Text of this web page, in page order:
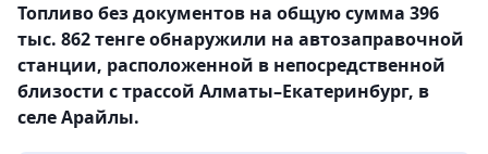
Топливо без документов на общую сумма 396
тыс. 862 тенге обнаружили на автозаправочной
станции, расположенной в непосредственной
близости с трассой Алматы–Екатеринбург, в
селе Арайлы.